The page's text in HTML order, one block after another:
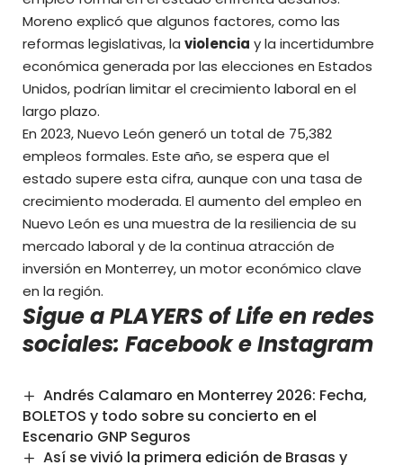
Moreno explicó que algunos factores, como las
reformas legislativas, la violencia y la incertidumbre
económica generada por las elecciones en Estados
Unidos, podrían limitar el crecimiento laboral en el
largo plazo.
En 2023, Nuevo León generó un total de 75,382
empleos formales. Este año, se espera que el
estado supere esta cifra, aunque con una tasa de
crecimiento moderada. El aumento del empleo en
Nuevo León es una muestra de la resiliencia de su
mercado laboral y de la continua atracción de
inversión en Monterrey, un motor económico clave
en la región.
Sigue a PLAYERS of Life en redes
sociales: FacebookeInstagram
Andrés Calamaro en Monterrey 2026: Fecha,
BOLETOS y todo sobre su concierto en el
Escenario GNP Seguros
Así se vivió la primera edición de Brasas y